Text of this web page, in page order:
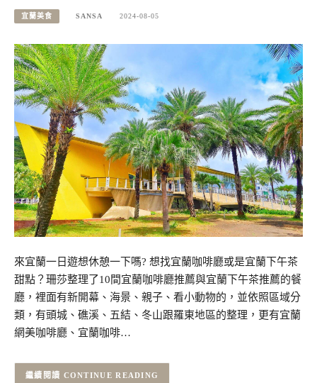
宜蘭美食 SANSA 2024-08-05
來宜蘭一日遊想休憩一下嗎? 想找宜蘭咖啡廳或是宜蘭下午茶
甜點？珊莎整理了10間宜蘭咖啡廳推薦與宜蘭下午茶推薦的餐
廳，裡面有新開幕、海景、親子、看小動物的，並依照區域分
類，有頭城、礁溪、五結、冬山跟羅東地區的整理，更有宜蘭
網美咖啡廳、宜蘭咖啡…
CONTINUE READING